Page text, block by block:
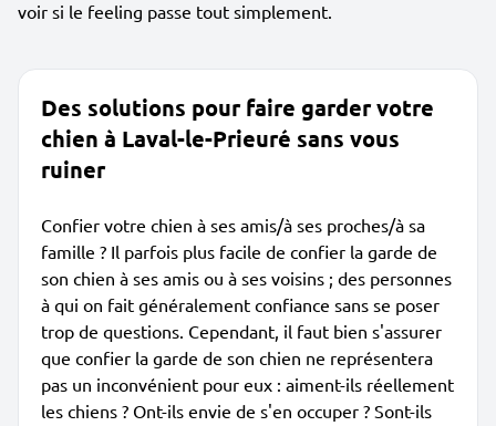
voir si le feeling passe tout simplement.
Des solutions pour faire garder votre
chien à Laval-le-Prieuré sans vous
ruiner
Confier votre chien à ses amis/à ses proches/à sa
famille ? Il parfois plus facile de confier la garde de
son chien à ses amis ou à ses voisins ; des personnes
à qui on fait généralement confiance sans se poser
trop de questions. Cependant, il faut bien s'assurer
que confier la garde de son chien ne représentera
pas un inconvénient pour eux : aiment-ils réellement
les chiens ? Ont-ils envie de s'en occuper ? Sont-ils